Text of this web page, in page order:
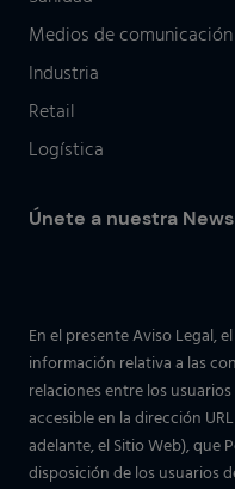
Medios de comunicación
Industria
Retail
Logística
Únete a nuestra
En el presente Aviso Legal,
información relativa a las
relaciones entre los
accesible en la dirección
adelante, el Sitio Web), que
disposición de los usuarios